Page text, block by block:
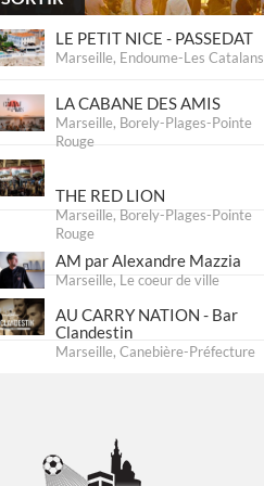
LE PETIT NICE - PASSEDAT
Marseille, Endoume-Les Catalans
LA CABANE DES AMIS
Marseille, Borely-Plages-Pointe
Rouge
THE RED LION
Marseille, Borely-Plages-Pointe
Rouge
AM par Alexandre Mazzia
Marseille, Le coeur de ville
AU CARRY NATION - Bar
Clandestin
Marseille, Canebière-Préfecture